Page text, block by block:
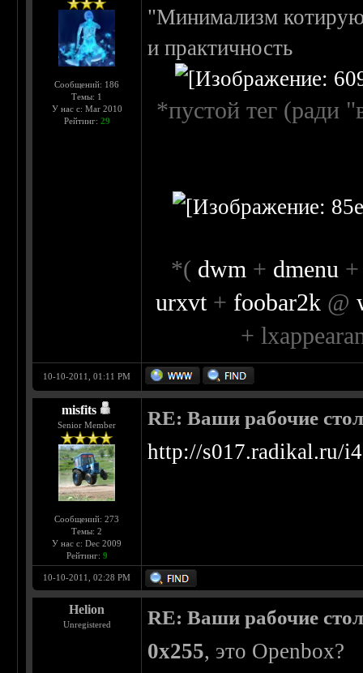
Сообщений: 186
Темы: 1
У нас с: Mar 2010
Рейтинг: 29
"Минимализм
и практичность
*пустой тег (ради
*( dwm + dmenu
urxvt+ foobar2k @
+
10-10-2011, 01:11 PM
misfits
Senior Member
Сообщений: 273
Темы: 2
У нас с: Dec 2009
Рейтинг: 9
RE: Ваши рабочие
http://s017.radikal.ru/
10-10-2011, 02:28 PM
Helion
Unregistered RE: Ваши рабочие
0x255, это Openbox?